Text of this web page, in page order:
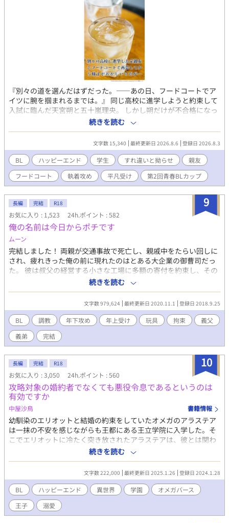
『別々の道を選んだはずだった。――あの日、フードコートでア
イツに腕を掴まれるまでは。』 同じ高校に進学しようと約束して
入試に臨んだ天宮朔と五十嵐理央。 しかし朔だけが不合格になっ
てしまい、涙をこらえて別れを告げるしかなかった。 それから半
年後の九月。 夏休みを終えたばかりで気だるい空気が漂うフード
コートで偶然にも理央と再会する。 一緒に着るはずだった制服姿
が眩しく、後ろめたい気持ちになる朔だったが、理央は中学の頃
と変わらぬ態度で接してくる。 別れ際に「来週もここで会いた
い」と求められ、ためらいながらも翌週フードコートを訪れる。
別々の高校に進学した「かつての親友」と接する中で、親友より
も「特別な存在」だと意識し始めるようになる。 そんな矢先、映
画に誘われた朔は、帰りに寄ったフードコートで理央にキスされ
てしまい――。
続きを読む
文字数 15,340 最終更新日 2026.8.6 登録日 2026.8.3
BL ハッピーエンド 学生 すれ違いと拗らせ
親友
フードコート
執着攻め 平凡受け 第2回青春BLカップ
9
長編 完結 R18
お気に入り : 1,523 24h.ポイント : 582
俺の名前は今日からポチです
ムーン
完結しました！ 両親が交通事故で死亡し、親戚中をたらい回しに
され、疲れきった俺の前に現れたのはとある大企業の御曹司だっ
た。 彼は叔父の経営する小さな工場に多額の寄付を約束し、その
代わりにと俺をその企業の養子に──つまり、兄弟にすると言っ
てきた。 俺に選択権はなく、それに大企業の養子なんて好条件を
断る理由もなく、言われるがままに彼について行った。 豪邸の一
室に飼われるとも知らずに。 養子だなんて、義兄弟だなんて、そ
んなうまい話がある訳ない。 俺は今日から彼のペット、赤い首輪
と彼の手首を繋ぐ紐がその証。 両親がくれた名前ではもう二度と
呼ばれない、俺の名前は今日からポチ。 俺は今日から、人間でな
くなる。 ──── ────── R18要素は四話あたりからじわじ
わと。 ポチがじっくり開発される様子をお楽しみください。 プロ
ローグの割に内容はほのぼのとしています。
続きを読む
文字数 979,624 最終更新日 2020.11.1 登録日 2018.9.25
BL 調教 年下攻め 年上受け 玩具 拘束
義父
義弟
完結
10
長編 完結 R18
お気に入り : 3,050 24h.ポイント : 560
攻略対象の婚約者でなくても悪役令息であるというのは
有効ですか
中屋沙鳥 書籍情報
幼馴染のエリオットと結婚の約束をしていたオメガのアラステア
は一抹の不安を感じながらも王都にある王立学院に入学した。そ
こでエリオットに冷たく突き放されたアラステアは、彼とは関わ
らず学院生活を送ろうと決意する。入学式で仲良くなった公爵家
のローランドやその婚約者のアルフレッド第一王子、その弟のク
リスティアン第三王子から自分が悪役令息だと聞かされて……？/
見切り発車なのでゆっくり投稿です/オメガバースには独自解釈の
視点が入ります/魔力は道具を使うのに必要な程度の設定なので物
語には出てきません/設定のゆるさにはお目こぼしをお願いしま
す/2024.11/17完結しました。この後は番外編を投稿したいと考え
ています。
続きを読む
文字数 222,000 最終更新日 2025.1.26 登録日 2024.1.28
BL ハッピーエンド 異世界 学園
オメガバース
王子
溺愛